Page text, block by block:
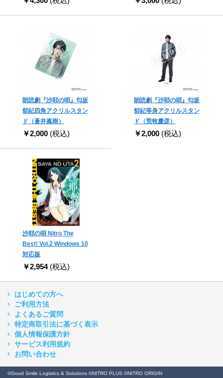
朗読劇『沙耶の唄』匂坂
郁紀四角アクリルスタン
ド（蒼井嵐樹）
￥2,000 (税込)
朗読劇『沙耶の唄』匂坂
郁紀等身アクリルスタン
ド（荒牧慶彦）
￥2,000 (税込)
沙耶の唄 Nitro The
Best! Vol.2 Windows 10
対応版
￥2,954 (税込)
はじめての方へ
ご利用方法
よくあるご質問
特定商取引法に基づく表示
個人情報保護方針
サービス利用規約
お問い合わせ
©Good Smile Logistics & Solutions ©NITRO PLUS ©NITRO ORIGIN